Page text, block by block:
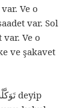
Ve o
var. Sol
Ve o
ve şakavet